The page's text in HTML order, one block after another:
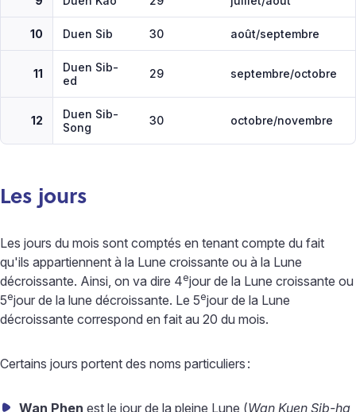
10 Duen Sib 30 août/septembre
11
Duen Sib-
ed
29 septembre/octobre
12
Duen Sib-
Song
30 octobre/novembre
Les jours
Les jours du mois sont comptés en tenant compte du fait
qu'ils appartiennent à la Lune croissante ou à la Lune
décroissante. Ainsi, on va dire 4ejour de la Lune croissante ou
5ejour de la lune décroissante. Le 5ejour de la Lune
décroissante correspond en fait au 20 du mois.
Certains jours portent des noms particuliers :
Wan Phen est le jour de la pleine Lune (Wan Kuen Sib-ha